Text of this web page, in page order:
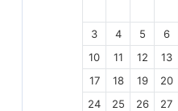
3
4 5 6
10
11 12 13
17
18 19 20
24
25 26 27